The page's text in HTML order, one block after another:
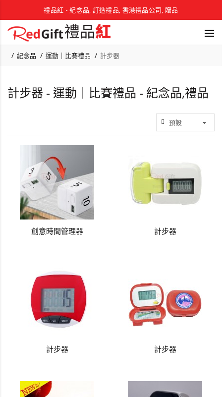
禮品紅 - 紀念品, 訂造禮品, 香港禮品公司, 贈品
紀念品 運動｜比賽禮品 計步器
計步器 - 運動｜比賽禮品 - 紀念品,禮品
創意時間管理器 計步器
計步器 計步器